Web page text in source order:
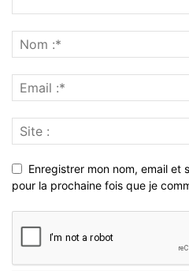
Enregistrer mon nom, email
pour la prochaine fois que je